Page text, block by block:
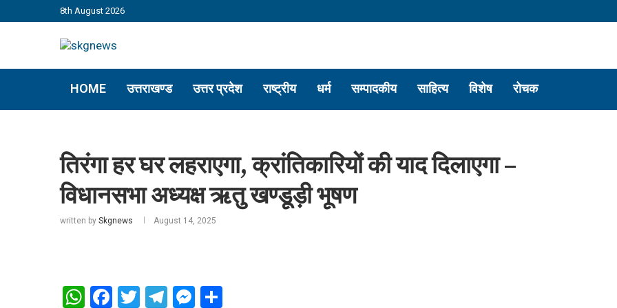
8th August 2026
HOME उत्तराखण्ड उत्तर प्रदेश राष्ट्रीय धर्म सम्पादकीय साहित्य विशेष रोचक
तिरंगा हर घर लहराएगा, क्रांतिकारियों की याद दिलाएगा –
विधानसभा अध्यक्ष ऋतु खण्डूड़ी भूषण
written by Skgnews August 14, 2025
WhatsApp
Facebook
Twitter
Telegram
Messenger